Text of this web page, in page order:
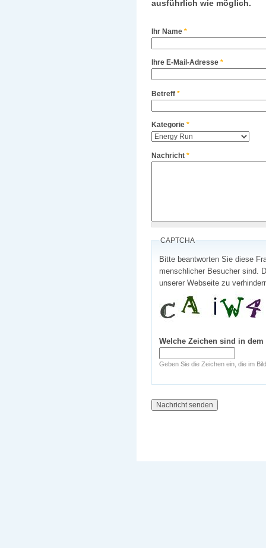
ausführlich wie möglich.
Ihr Name *
Ihre E-Mail-Adresse *
Betreff *
Kategorie *
Nachricht *
CAPTCHA
Bitte beantworten Sie diese
menschlicher Besucher sind.
unserer Webseite zu
Welche Zeichen sind in
Geben Sie die Zeichen ein, die im